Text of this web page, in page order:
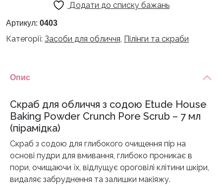
Додати до списку бажань
Артикул: 0403
Категорії: Засоби для обличчя, Пілінги та скраби
Опис
Скраб для обличчя з содою Etude House
Baking Powder Crunch Pore Scrub – 7 мл
(пірамідка)
Скраб з содою для глибокого очищення пір на
основі пудри для вмивання, глибоко проникає в
пори, очищаючи їх, відлущує ороговілі клітини шкіри,
видаляє забруднення та залишки макіяжу.